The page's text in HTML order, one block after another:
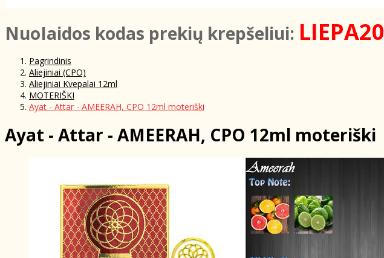
NuoIaidos kodas prekių krepšeliui: LIEPA20
Pagrindinis
Aliejiniai (CPO)
Aliejiniai Kvepalai 12ml
MOTERIŠKI
Ayat - Attar - AMEERAH, CPO 12ml moteriški
Ayat - Attar - AMEERAH, CPO 12ml moteriški